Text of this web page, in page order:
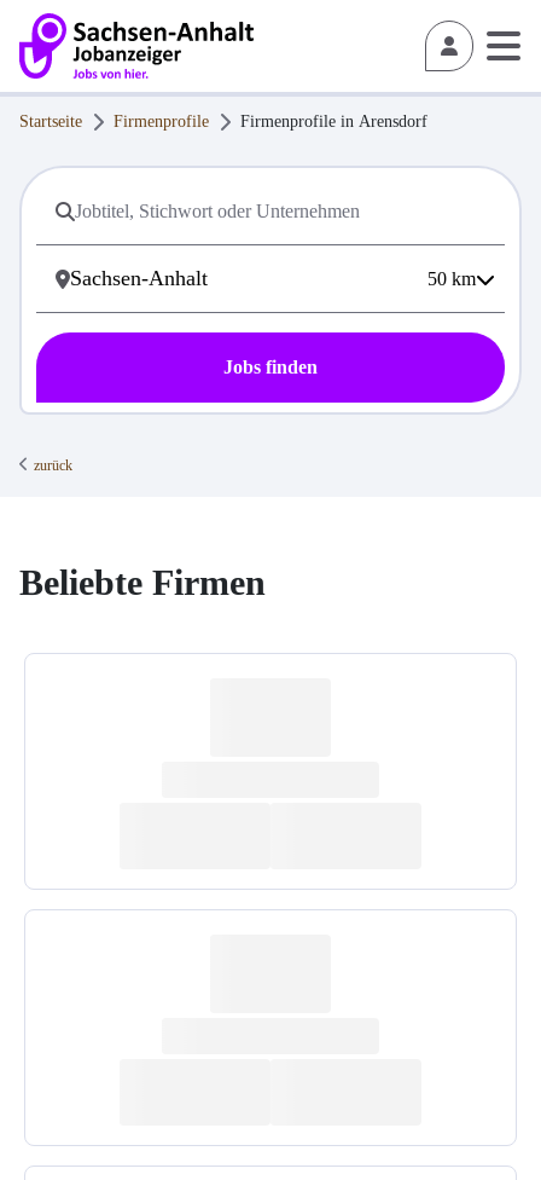
Startseite Firmenprofile Firmenprofile in Arensdorf
50 km
Jobs finden
zurück
Beliebte Firmen